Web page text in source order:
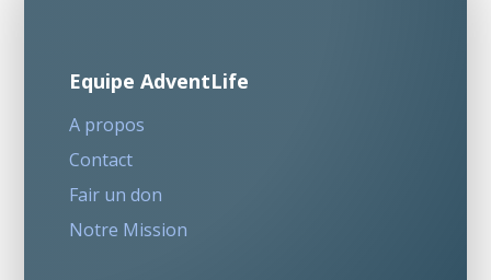
Equipe AdventLife
A propos
Contact
Fair un don
Notre Mission